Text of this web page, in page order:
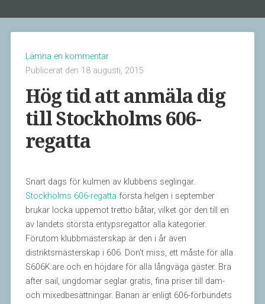
Lämna en kommentar
Publicerat den 18 augusti, 2015
Hög tid att anmäla dig
till Stockholms 606-
regatta
Snart dags för kulmen av klubbens seglingar.
Stockholms 606-regatta första helgen i september
brukar locka uppemot trettio båtar, vilket gör den till en
av landets största entypsregattor alla kategorier.
Förutom klubbmästerskap är den i år även
distriktsmästerskap i 606. Don’t miss, ett måste för alla
S606K:are och en höjdare för alla långväga gäster. Bra
after sail, ungdomar seglar gratis, fina priser till dam-
och mixedbesättningar. Banan är enligt 606-förbundets